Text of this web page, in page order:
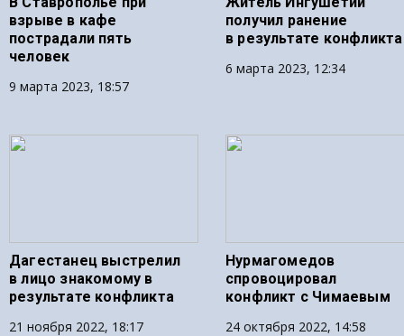
взрыве в кафе
пострадали пять
человек
9 марта 2023, 18:57
получил ранение
в результате конфликта
6 марта 2023, 12:34
Дагестанец выстрелил
в лицо знакомому в
результате конфликта
21 ноября 2022, 18:17
Нурмагомедов
спровоцировал
конфликт с Чимаевым
24 октября 2022, 14:58